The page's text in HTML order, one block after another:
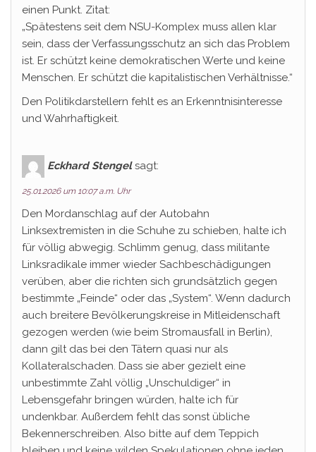
einen Punkt. Zitat:
„Spätestens seit dem NSU-Komplex muss allen klar
sein, dass der Verfassungsschutz an sich das Problem
ist. Er schützt keine demokratischen Werte und keine
Menschen. Er schützt die kapitalistischen Verhältnisse.“
Den Politikdarstellern fehlt es an Erkenntnisinteresse
und Wahrhaftigkeit.
Eckhard Stengel sagt:
25.01.2026 um 10:07 a.m. Uhr
Den Mordanschlag auf der Autobahn
Linksextremisten in die Schuhe zu schieben, halte ich
für völlig abwegig. Schlimm genug, dass militante
Linksradikale immer wieder Sachbeschädigungen
verüben, aber die richten sich grundsätzlich gegen
bestimmte „Feinde“ oder das „System“. Wenn dadurch
auch breitere Bevölkerungskreise in Mitleidenschaft
gezogen werden (wie beim Stromausfall in Berlin),
dann gilt das bei den Tätern quasi nur als
Kollateralschaden. Dass sie aber gezielt eine
unbestimmte Zahl völlig „Unschuldiger“ in
Lebensgefahr bringen würden, halte ich für
undenkbar. Außerdem fehlt das sonst übliche
Bekennerschreiben. Also bitte auf dem Teppich